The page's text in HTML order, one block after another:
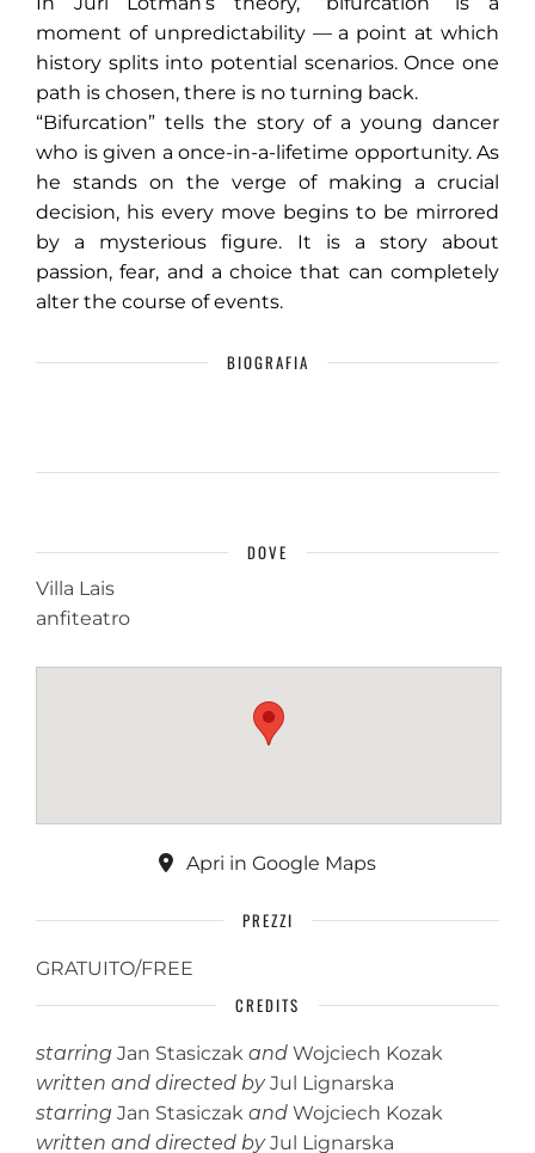
moment of unpredictability — a point at which
history splits into potential scenarios. Once one
path is chosen, there is no turning back.
“Bifurcation” tells the story of a young dancer
who is given a once-in-a-lifetime opportunity. As
he stands on the verge of making a crucial
decision, his every move begins to be mirrored
by a mysterious figure. It is a story about
passion, fear, and a choice that can completely
alter the course of events.
BIOGRAFIA
DOVE
Villa Lais
anfiteatro
Apri in Google Maps
PREZZI
GRATUITO/FREE
CREDITS
starring Jan Stasiczak and Wojciech Kozak
written and directed byJul Lignarska
starring Jan Stasiczak and Wojciech Kozak
written and directed byJul Lignarska